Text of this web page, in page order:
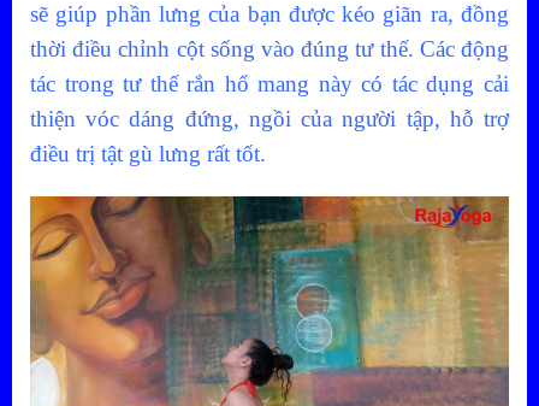
sẽ giúp phần lưng của bạn được kéo giãn ra, đồng
thời điều chỉnh cột sống vào đúng tư thế. Các động
tác trong tư thế rắn hổ mang này có tác dụng cải
thiện vóc dáng đứng, ngồi của người tập, hỗ trợ
điều trị tật gù lưng rất tốt.